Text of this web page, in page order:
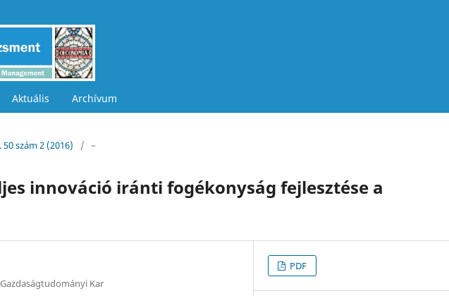
Aktuális Archívum
50 szám 2 (2016) / –
innováció iránti fogékonyság fejlesztése a
Kar
PDF